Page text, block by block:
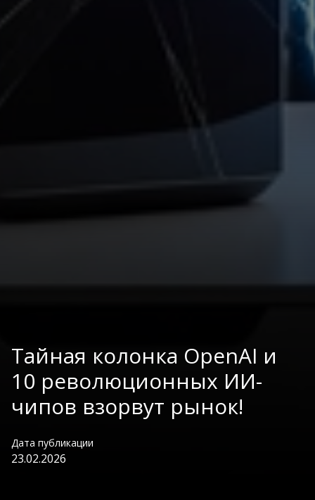
Тайная колонка OpenAI и
10 революционных ИИ-
чипов взорвут рынок!
Дата публикации
23.02.2026